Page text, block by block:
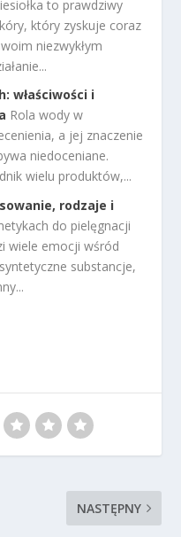
to prawdziwy
który zyskuje coraz
niezwykłym
właściwości i
Rola wody w
a jej znaczenie
niedoceniane.
wielu produktów,...
rodzaje i
do pielęgnacji
wiele emocji wśród
substancje,
NASTĘPNY